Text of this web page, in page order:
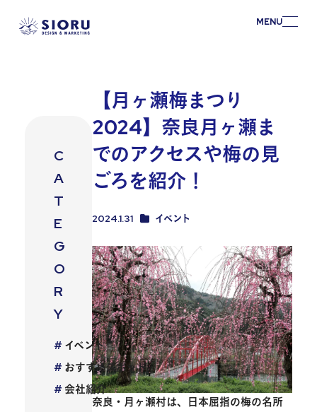
MENU
【月ヶ瀬梅まつり
2024】奈良月ヶ瀬ま
でのアクセスや梅の見
ごろを紹介！
投稿日
2024.1.31 カテゴリー【奈良コラム】
イベント
奈良・月ヶ瀬村は、日本屈指の梅の名所
C
A
T
E
G
O
R
Y
イベント
おすすめスポット
会社紹介